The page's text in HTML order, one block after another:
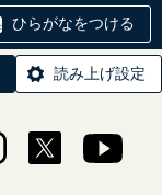
ひらがなをつける
読み上げ設定